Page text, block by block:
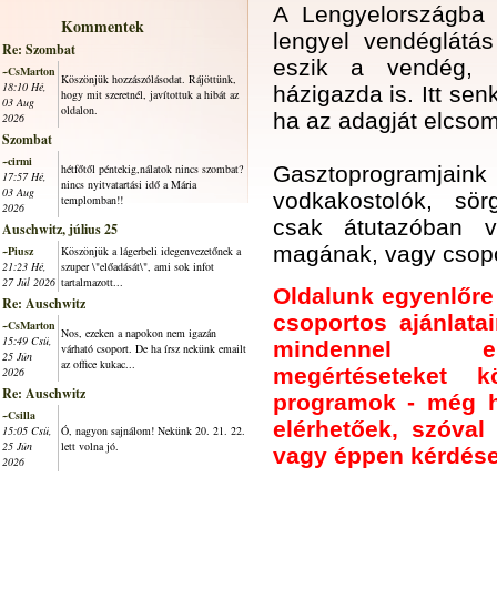
Kommentek
Re: Szombat
~CsMarton
18:10 Hé,
03 Aug
2026
Köszönjük hozzászólásodat. Rájöttünk,
hogy mit szeretnél, javítottuk a hibát az
oldalon.
Szombat
~cirmi
17:57 Hé,
03 Aug
2026
hétfőtől péntekig,nálatok nincs szombat?
nincs nyitvatartási idő a Mária
templomban!!
Auschwitz, július 25
~Piusz
21:23 Hé,
27 Júl 2026
Köszönjük a lágerbeli idegenvezetőnek a
szuper \"előadását\", ami sok infot
tartalmazott...
Re: Auschwitz
~CsMarton
15:49 Csü,
25 Jún
2026
Nos, ezeken a napokon nem igazán
várható csoport. De ha írsz nekünk emailt
az office kukac...
Re: Auschwitz
~Csilla
15:05 Csü,
25 Jún
2026
Ó, nagyon sajnálom! Nekünk 20. 21. 22.
lett volna jó.
A
lengyel
eszik a vendég,
házigazda is. Itt
ha az adagját
vodkakostolók,
csak átutazóban
magának, vagy
Oldalunk
csoportos
mindennel
megértéseteket
programok - még
elérhetőek,
vagy éppen